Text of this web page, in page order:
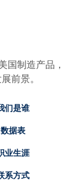
国制造产品，
前景。
们是谁
数据表
业生涯
系方式